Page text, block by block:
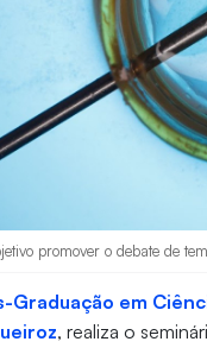
promover o debate de
Graduação em
, realiza o